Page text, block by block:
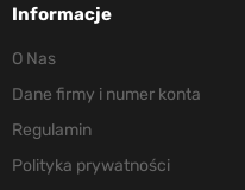
Informacje
O Nas
Dane firmy i numer konta
Regulamin
Polityka prywatności